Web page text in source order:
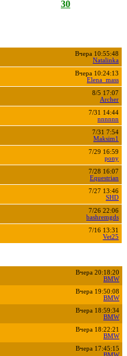
30
Вчера 10:55:48
Natalinka
Вчера 10:24:13
Elena_mass
8/5 17:07
Archer
7/31 14:44
nnnnnn
7/31 7:54
Maksim1
7/29 16:59
pony
7/28 16:07
Equestrian
7/27 13:46
SHD
7/26 22:06
bashremgds
7/16 13:31
Vet25
Вчера 20:18:20
BMW
Вчера 19:50:08
BMW
Вчера 18:59:34
BMW
Вчера 18:22:21
BMW
Вчера 17:45:15